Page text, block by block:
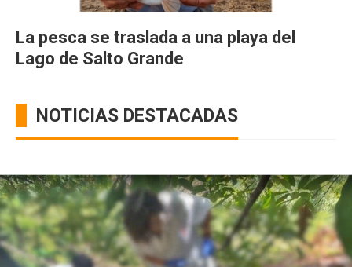
La pesca se traslada a una playa del
Lago de Salto Grande
NOTICIAS DESTACADAS